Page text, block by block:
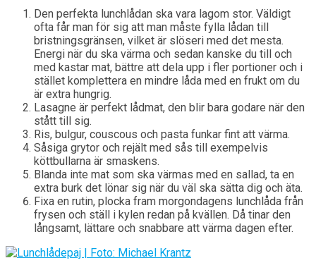
Den perfekta lunchlådan ska vara lagom stor. Väldigt
ofta får man för sig att man måste fylla lådan till
bristningsgränsen, vilket är slöseri med det mesta.
Energi när du ska värma och sedan kanske du till och
med kastar mat, bättre att dela upp i fler portioner och i
stället komplettera en mindre låda med en frukt om du
är extra hungrig.
Lasagne är perfekt lådmat, den blir bara godare när den
stått till sig.
Ris, bulgur, couscous och pasta funkar fint att värma.
Såsiga grytor och rejält med sås till exempelvis
köttbullarna är smaskens.
Blanda inte mat som ska värmas med en sallad, ta en
extra burk det lönar sig när du väl ska sätta dig och äta.
Fixa en rutin, plocka fram morgondagens lunchlåda från
frysen och ställ i kylen redan på kvällen. Då tinar den
långsamt, lättare och snabbare att värma dagen efter.